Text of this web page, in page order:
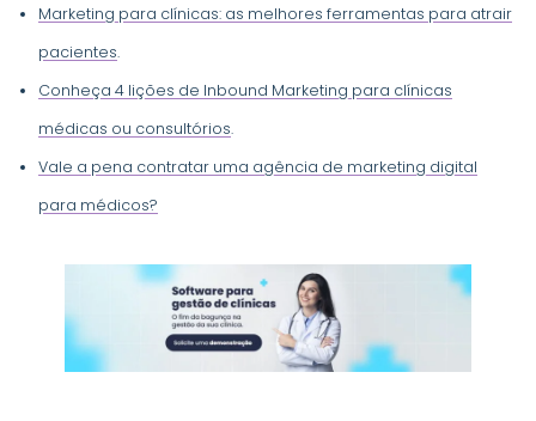
Marketing para clínicas: as melhores ferramentas para atrair
pacientes.
Conheça 4 lições de Inbound Marketing para clínicas
médicas ou consultórios.
Vale a pena contratar uma agência de marketing digital
para médicos?